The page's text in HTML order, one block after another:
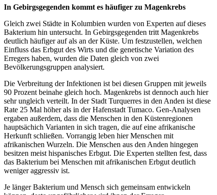
In Gebirgsgegenden kommt es häufiger zu Magenkrebs
Gleich zwei Städte in Kolumbien wurden von Experten auf dieses
Bakterium hin untersucht. In Gebirgsgegenden tritt Magenkrebs
deutlich häufiger auf als an der Küste. Um festzustellen, welchen
Einfluss das Erbgut des Wirts und die genetische Variation des
Erregers haben, wurden die Daten gleich von zwei
Bevölkerungsgruppen analysiert.
Die Verbreitung der Infektionen ist bei diesen Gruppen mit jeweils
90 Prozent beinahe gleich hoch. Magenkrebs ist dennoch auch hier
sehr ungleich verteilt. In der Stadt Turquerres in den Anden ist diese
Rate 25 Mal höher als in der Hafenstadt Tumaco. Gen-Analysen
ergaben außerdem, dass die Menschen in den Küstenregionen
hauptsächich Varianten in sich tragen, die auf eine afrikanische
Herkunft schließen. Vorrangig leben hier Menschen mit
afrikanischen Wurzeln. Die Menschen aus den Anden hingegen
besitzen meist hispanisches Erbgut. Die Experten stellten fest, dass
das Bakterium bei Menschen mit afrikanischen Erbgut deutlich
weniger aggressiv ist.
Je länger Bakterium und Mensch sich gemeinsam entwickeln